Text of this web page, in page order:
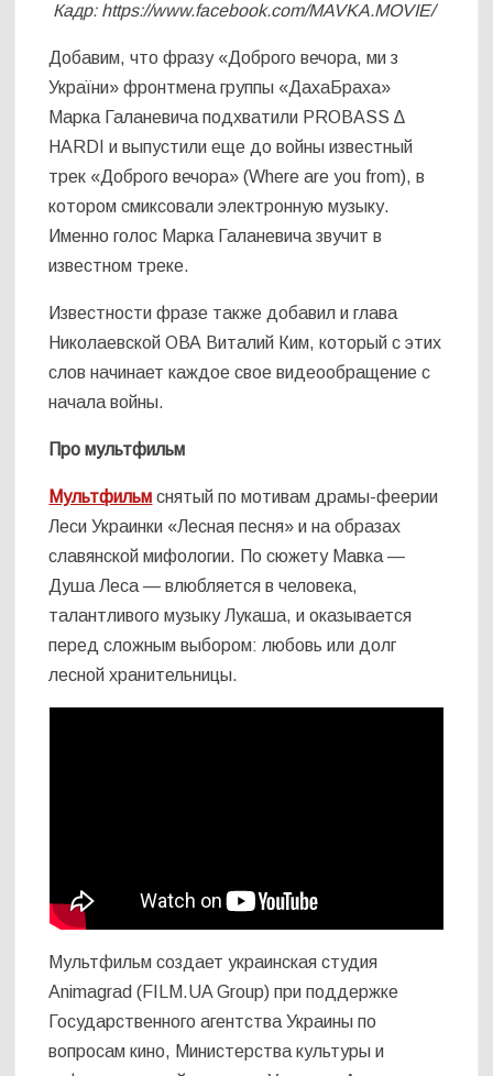
Кадр: https://www.facebook.com/MAVKA.MOVIE/
Добавим, что фразу «Доброго вечора, ми з
України» фронтмена группы «ДахаБраха»
Марка Галаневича подхватили PROBASS ∆
HARDI и выпустили еще до войны известный
трек «Доброго вечора» (Where are you from), в
котором смиксовали электронную музыку.
Именно голос Марка Галаневича звучит в
известном треке.
Известности фразе также добавил и глава
Николаевской ОВА Виталий Ким, который с этих
слов начинает каждое свое видеообращение с
начала войны.
Про мультфильм
Мультфильм снятый по мотивам драмы-феерии
Леси Украинки «Лесная песня» и на образах
славянской мифологии. По сюжету Мавка —
Душа Леса — влюбляется в человека,
талантливого музыку Лукаша, и оказывается
перед сложным выбором: любовь или долг
лесной хранительницы.
Мультфильм создает украинская студия
Animagrad (FILM.UA Group) при поддержке
Государственного агентства Украины по
вопросам кино, Министерства культуры и